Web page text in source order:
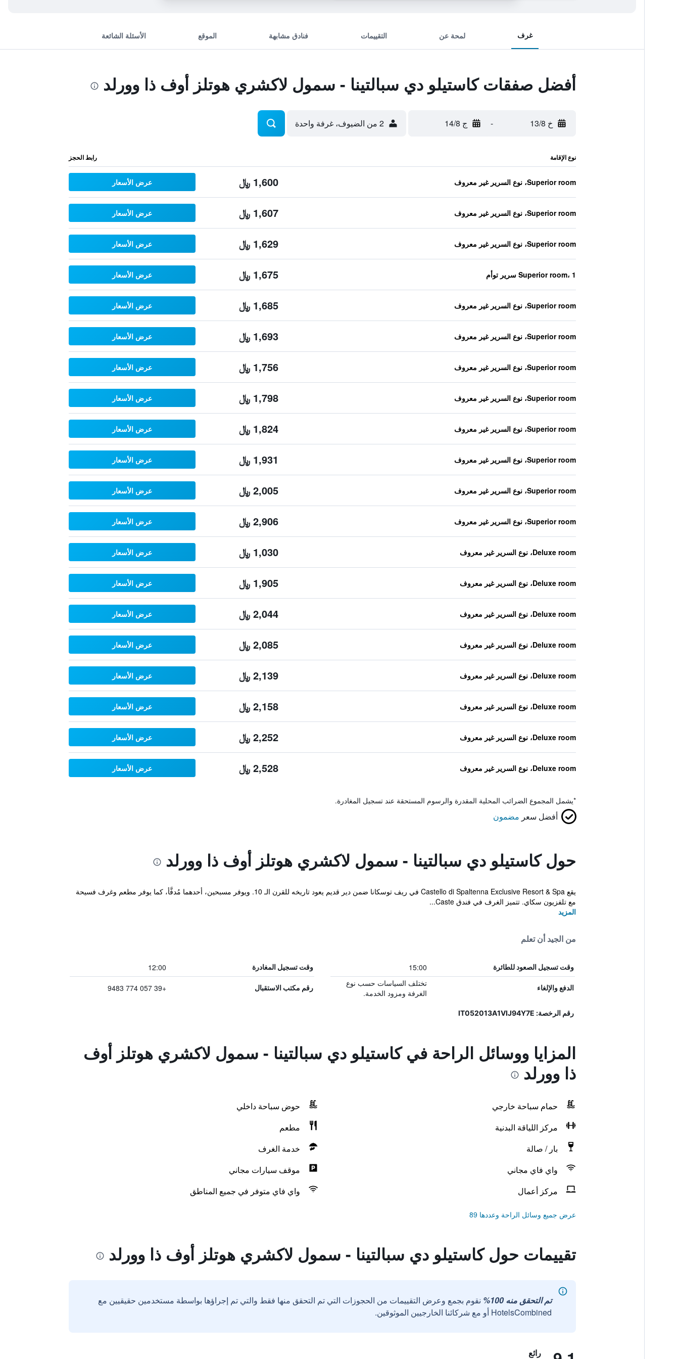
غرف لمحة عن التقييمات فنادق مشابهة الموقع الأسئلة الشائعة
أفضل صفقات كاستيلو دي سبالتينا - سمول لاكشري هوتلز أوف ذا وورلد
خ 13/8 - ج 14/8 2 من الضيوف، غرفة واحدة
نوع الإقامة رابط الحجز
Superior room، نوع السرير غير معروف 1,600 ﷼ عرض الأسعار
Superior room، نوع السرير غير معروف 1,607 ﷼ عرض الأسعار
Superior room، نوع السرير غير معروف 1,629 ﷼ عرض الأسعار
Superior room، 1 سرير توأم 1,675 ﷼ عرض الأسعار
Superior room، نوع السرير غير معروف 1,685 ﷼ عرض الأسعار
Superior room، نوع السرير غير معروف 1,693 ﷼ عرض الأسعار
Superior room، نوع السرير غير معروف 1,756 ﷼ عرض الأسعار
Superior room، نوع السرير غير معروف 1,798 ﷼ عرض الأسعار
Superior room، نوع السرير غير معروف 1,824 ﷼ عرض الأسعار
Superior room، نوع السرير غير معروف 1,931 ﷼ عرض الأسعار
Superior room، نوع السرير غير معروف 2,005 ﷼ عرض الأسعار
Superior room، نوع السرير غير معروف 2,906 ﷼ عرض الأسعار
Deluxe room، نوع السرير غير معروف 1,030 ﷼ عرض الأسعار
Deluxe room، نوع السرير غير معروف 1,905 ﷼ عرض الأسعار
Deluxe room، نوع السرير غير معروف 2,044 ﷼ عرض الأسعار
Deluxe room، نوع السرير غير معروف 2,085 ﷼ عرض الأسعار
Deluxe room، نوع السرير غير معروف 2,139 ﷼ عرض الأسعار
Deluxe room، نوع السرير غير معروف 2,158 ﷼ عرض الأسعار
Deluxe room، نوع السرير غير معروف 2,252 ﷼ عرض الأسعار
Deluxe room، نوع السرير غير معروف 2,528 ﷼ عرض الأسعار
*يشمل المجموع الضرائب المحلية المقدرة والرسوم المستحقة عند تسجيل المغادرة.
أفضل سعر مضمون
حول كاستيلو دي سبالتينا - سمول لاكشري هوتلز أوف ذا وورلد
يقع Castello di Spaltenna Exclusive Resort & Spa في ريف توسكانا ضمن دير قديم يعود تاريخه للقرن الـ 10. ويوفر مسبحين، أحدهما مُدفَّأ، كما يوفر مطعم وغرف فسيحة
مع تلفزيون سكاي. تتميز الغرف في فندق Caste...
المزيد
من الجيد أن تعلم
وقت تسجيل الصعود للطائرة 15:00 وقت تسجيل المغادرة 12:00
الدفع والإلغاء
تختلف السياسات حسب نوع
الغرفة ومزود الخدمة.
رقم مكتب الاستقبال +39 057 774 9483
رقم الرخصة: IT052013A1VIJ94Y7E
المزايا ووسائل الراحة في كاستيلو دي سبالتينا - سمول لاكشري هوتلز أوف
ذا وورلد
حمام سباحة خارجي
حوض سباحة داخلي
مركز اللياقة البدنية
مطعم
بار / صالة
خدمة الغرف
واي فاي مجاني
موقف سيارات مجاني
مركز أعمال
واي فاي متوفر في جميع المناطق
عرض جميع وسائل الراحة وعددها 89
تقييمات حول كاستيلو دي سبالتينا - سمول لاكشري هوتلز أوف ذا وورلد
تم التحقق منه 100%
نقوم بجمع وعرض التقييمات من الحجوزات التي تم التحقق منها فقط والتي تم إجراؤها بواسطة مستخدمين حقيقيين مع
HotelsCombined أو مع شركائنا الخارجيين الموثوقين.
رائع